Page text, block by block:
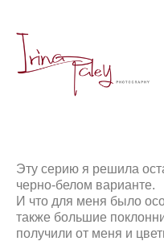
Эту серию я решила
черно-белом варианте.
И что для меня было
также большие
получили от меня и